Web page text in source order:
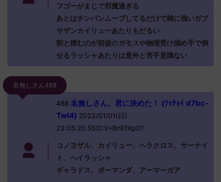
フゴーがまじで邪魔過ぎる
あとはチンパンムーブしてるだけで雑に強いガブ
サザンカイリューあたりもだるい
割と積むのが前提のガモスや物理受け搦め手で倒
せるラッシャあたりは意外と苦手意識ない
名無しさん488
488名無しさん、君に決めた！ (ﾜｯﾁｮｲ d7bc-
TwI4) 2023/01/01(日)
23:05:20.55ID:V+BnEfXp0?
コノヨザル、カイリュー、ヘラクロス、サーナイ
ト、ヘイラッシャ
ギャラドス、ボーマンダ、アーマーガア